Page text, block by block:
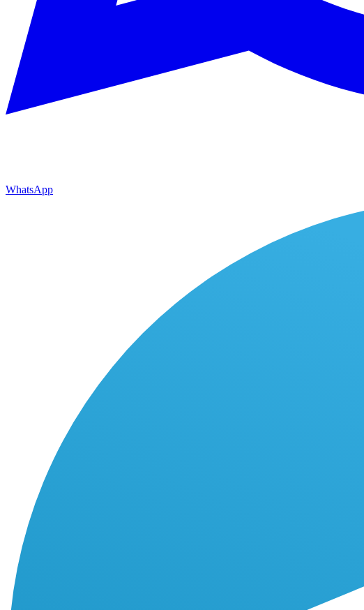
WhatsApp